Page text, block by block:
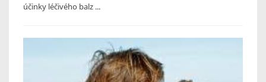
účinky léčivého balz ...